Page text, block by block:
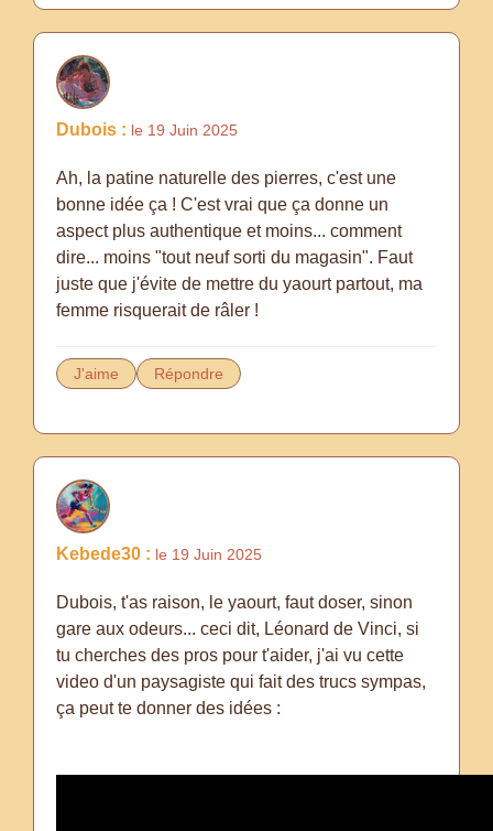
Dubois : le 19 Juin 2025
Ah, la patine naturelle des pierres, c'est une
bonne idée ça ! C'est vrai que ça donne un
aspect plus authentique et moins... comment
dire... moins "tout neuf sorti du magasin". Faut
juste que j'évite de mettre du yaourt partout, ma
femme risquerait de râler !
J'aime Répondre
Kebede30 : le 19 Juin 2025
Dubois, t'as raison, le yaourt, faut doser, sinon
gare aux odeurs... ceci dit, Léonard de Vinci, si
tu cherches des pros pour t'aider, j'ai vu cette
video d'un paysagiste qui fait des trucs sympas,
ça peut te donner des idées :